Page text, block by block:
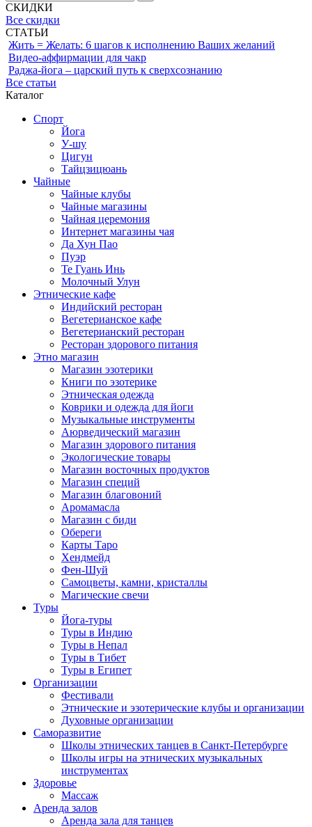
СКИДКИ
Все скидки
СТАТЬИ
Жить = Желать: 6 шагов к исполнению Ваших желаний
Видео-аффирмации для чакр
Раджа-йога – царский путь к сверхсознанию
Все статьи
Каталог
Спорт
Йога
У-шу
Цигун
Тайцзицюань
Чайные
Чайные клубы
Чайные магазины
Чайная церемония
Интернет магазины чая
Да Хун Пао
Пуэр
Те Гуань Инь
Молочный Улун
Этнические кафе
Индийский ресторан
Вегетерианское кафе
Вегетерианский ресторан
Ресторан здорового питания
Этно магазин
Магазин эзотерики
Книги по эзотерике
Этническая одежда
Коврики и одежда для йоги
Музыкальные инструменты
Аюрведический магазин
Магазин здорового питания
Экологические товары
Магазин восточных продуктов
Магазин специй
Магазин благовоний
Аромамасла
Магазин с биди
Обереги
Карты Таро
Хендмейд
Фен-Шуй
Самоцветы, камни, кристаллы
Магические свечи
Туры
Йога-туры
Туры в Индию
Туры в Непал
Туры в Тибет
Туры в Египет
Организации
Фестивали
Этнические и эзотерические клубы и организации
Духовные организации
Саморазвитие
Школы этнических танцев в Санкт-Петербурге
Школы игры на этнических музыкальных
инструментах
Здоровье
Массаж
Аренда залов
Аренда зала для танцев